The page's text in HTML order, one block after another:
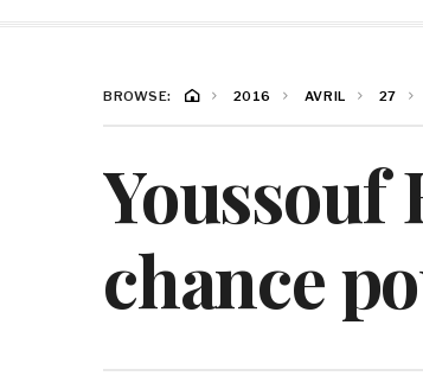
BROWSE: 2016 AVRIL 27
Youssouf
chance